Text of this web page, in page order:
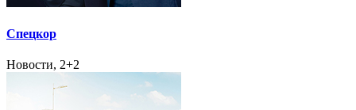
Спецкор
Новости, 2+2